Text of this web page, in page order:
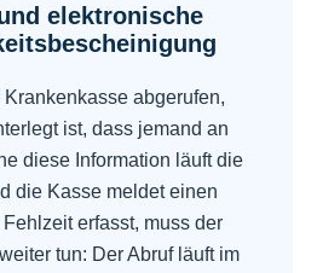
elektronische
abgerufen,
ist, dass jemand an
diese Information läuft die
die Kasse meldet einen
erfasst, muss der
tun: Der Abruf läuft im